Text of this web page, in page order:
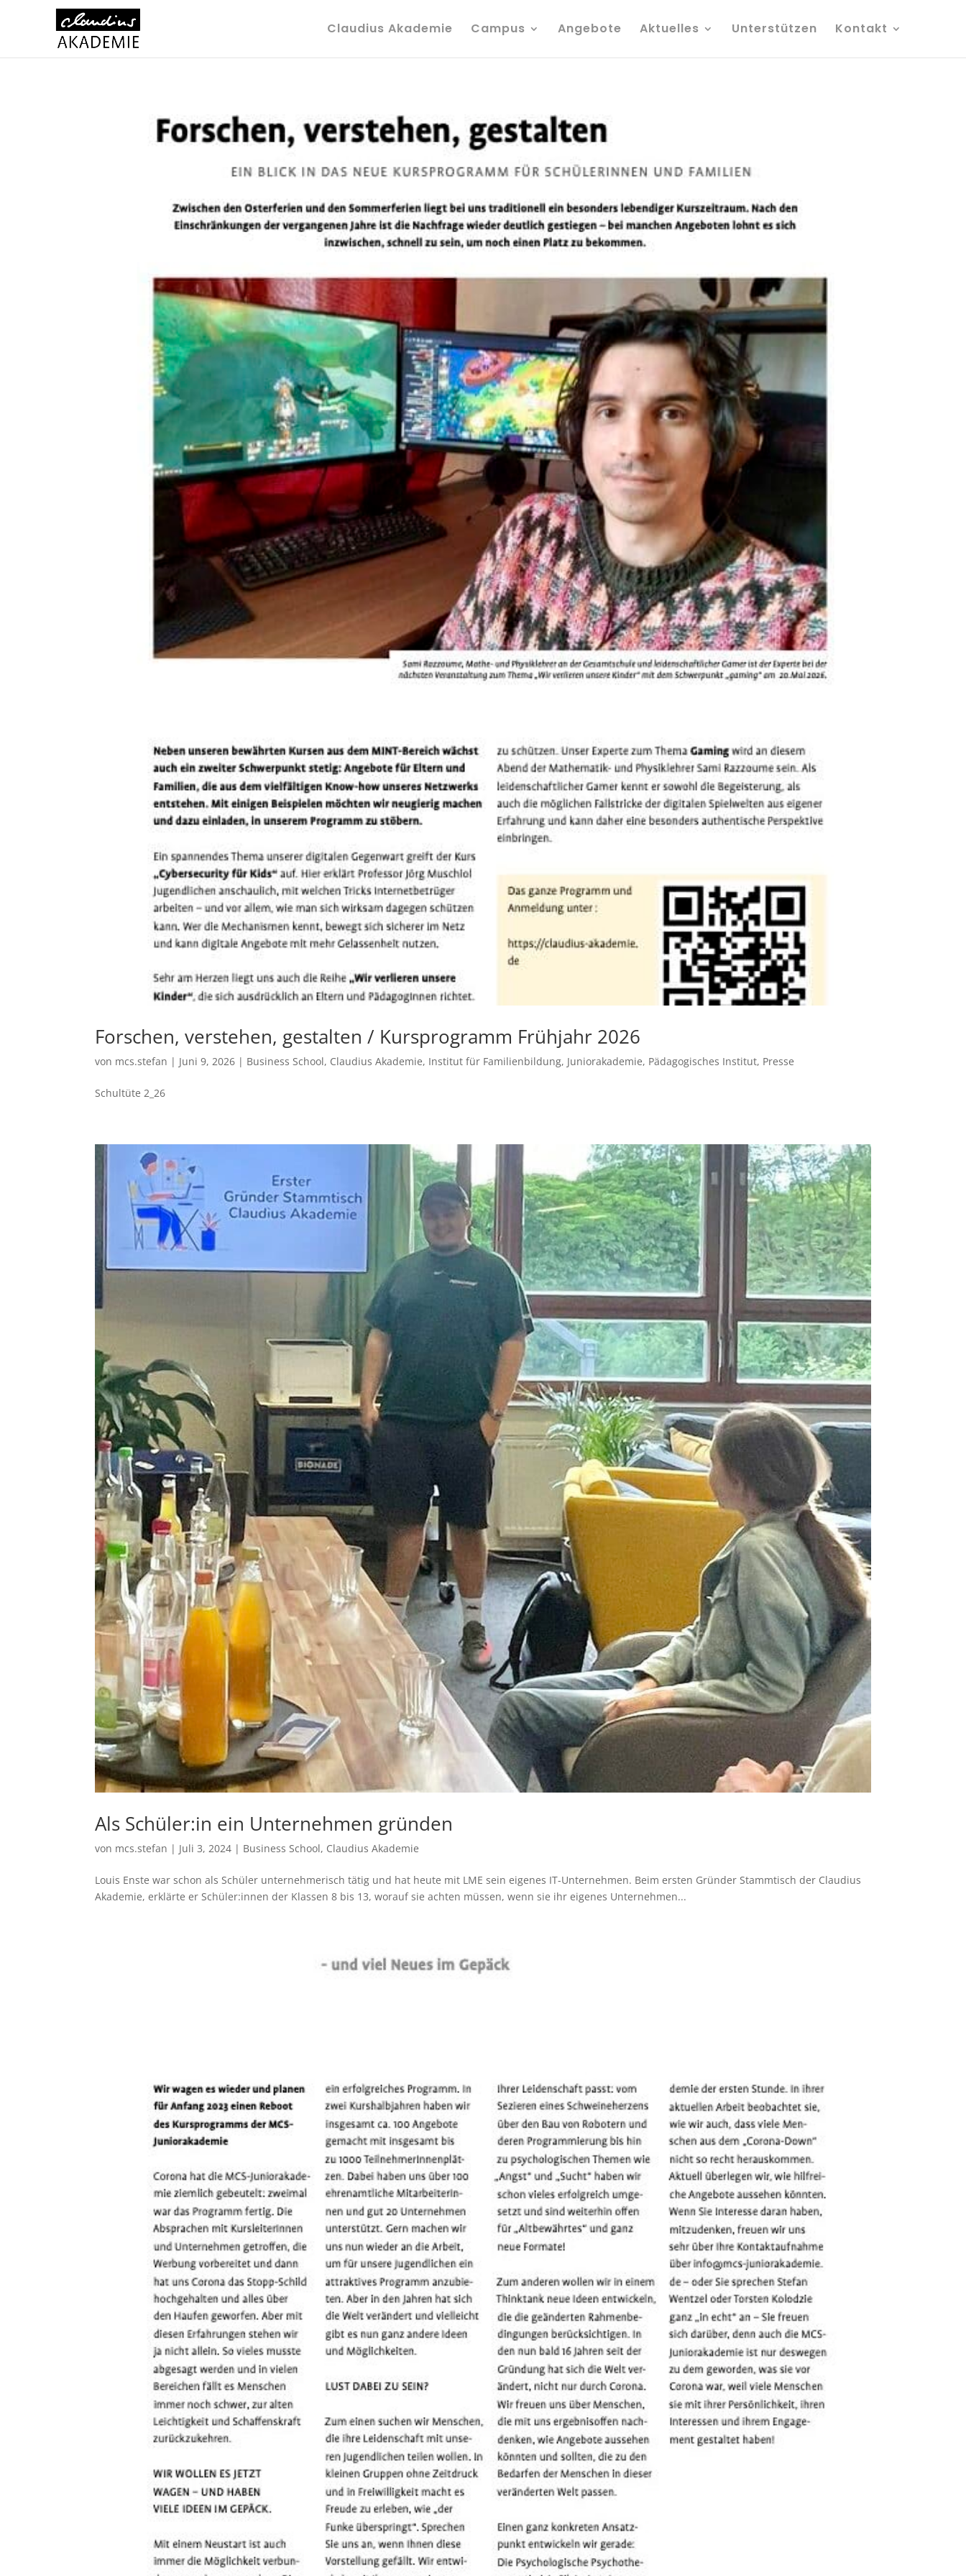
Claudius Akademie Campus Angebote Aktuelles Unterstützen Kontakt
Forschen, verstehen, gestalten / Kursprogramm Frühjahr 2026
von mcs.stefan | Juni 9, 2026 | Business School, Claudius Akademie, Institut für Familienbildung, Juniorakademie, Pädagogisches Institut, Presse
Schultüte 2_26
Als Schüler:in ein Unternehmen gründen
von mcs.stefan | Juli 3, 2024 | Business School, Claudius Akademie
Louis Enste war schon als Schüler unternehmerisch tätig und hat heute mit LME sein eigenes IT-Unternehmen. Beim ersten Gründer Stammtisch der Claudius
Akademie, erklärte er Schüler:innen der Klassen 8 bis 13, worauf sie achten müssen, wenn sie ihr eigenes Unternehmen...